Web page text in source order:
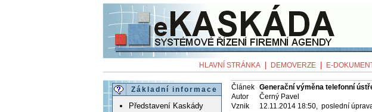
HLAVNÍ STRÁNKA DEMOVERZE E-
Základní informace
Představení Kaskády
Článek Generační výměna telefonní
Autor
Černý Pavel
Vznik
12.11.2014 18:50, poslední